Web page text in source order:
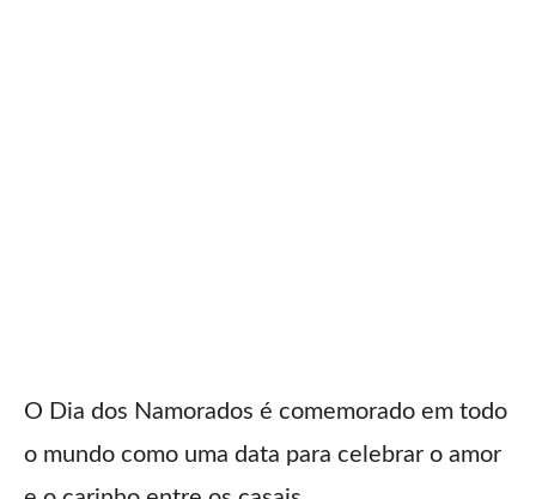
O Dia dos Namorados é comemorado em todo
o mundo como uma data para celebrar o amor